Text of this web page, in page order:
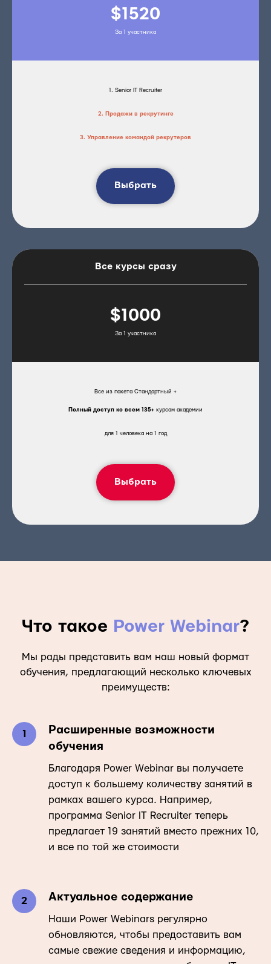
$1520
За 1 участника
1. Senior IT Recruiter
2. Продажи в рекрутинге
3. Управление командой рекрутеров
Выбрать
Все курсы сразу
$1000
За 1 участника
Все из пакета Стандартный +
Полный доступ ко всем 135+ курсам академии
для 1 человека на 1 год
Выбрать
Что такое Power Webinar?
Мы рады представить вам наш новый формат
обучения, предлагающий несколько ключевых
преимуществ:
Расширенные возможности
обучения
Благодаря Power Webinar вы получаете
доступ к большему количеству занятий в
рамках вашего курса. Например,
программа Senior IT Recruiter теперь
предлагает 19 занятий вместо прежних 10,
и все по той же стоимости
Актуальное содержание
Наши Power Webinars регулярно
обновляются, чтобы предоставить вам
самые свежие сведения и информацию,